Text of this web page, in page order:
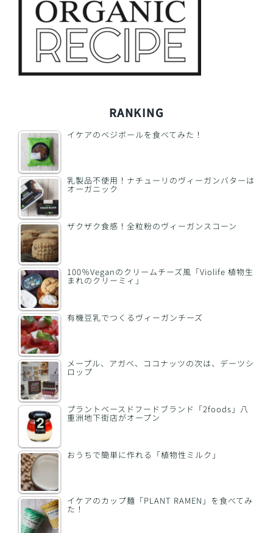
RANKING
イケアのベジボールを食べてみた！
乳製品不使用！ナチューリのヴィーガンバターは
オーガニック
ザクザク食感！全粒粉のヴィーガンスコーン
100％Veganのクリームチーズ風「Violife 植物生
まれのクリーミィ」
有機豆乳でつくるヴィーガンチーズ
メープル、アガベ、ココナッツの次は、デーツシ
ロップ
プラントベースドフードブランド「2foods」八
重洲地下街店がオープン
おうちで簡単に作れる「植物性ミルク」
イケアのカップ麺「PLANT RAMEN」を食べてみ
た！